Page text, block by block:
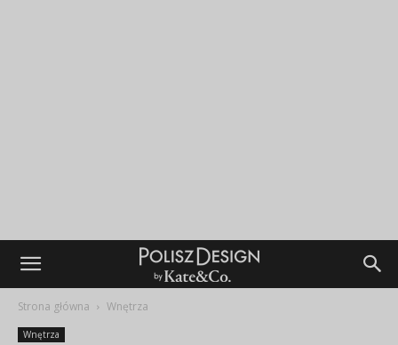
Strona główna Wnętrza
Wnętrza